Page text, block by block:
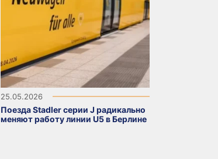
25.05.2026
Поезда Stadler серии J радикально
меняют работу линии U5 в Берлине